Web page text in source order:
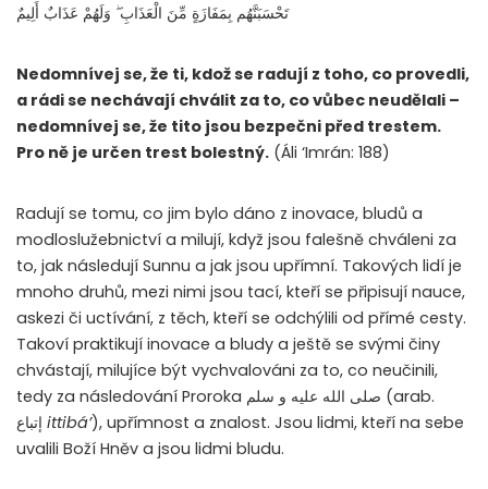
تَحْسَبَنَّهُم بِمَفَازَةٍ مِّنَ الْعَذَابِ ۖ وَلَهُمْ عَذَابٌ أَلِيمٌ
Nedomnívej se, že ti, kdož se radují z toho, co provedli,
a rádi se nechávají chválit za to, co vůbec neudělali –
nedomnívej se, že tito jsou bezpečni před trestem.
Pro ně je určen trest bolestný. (Áli ‘Imrán: 188)
Radují se tomu, co jim bylo dáno z inovace, bludů a
modloslužebnictví a milují, když jsou falešně chváleni za
to, jak následují Sunnu a jak jsou upřímní. Takových lidí je
mnoho druhů, mezi nimi jsou tací, kteří se připisují nauce,
askezi či uctívání, z těch, kteří se odchýlili od přímé cesty.
Takoví praktikují inovace a bludy a ještě se svými činy
chvástají, milujíce být vychvalováni za to, co neučinili,
tedy za následování Proroka صلى الله عليه و سلم (arab.
ittibá’), upřímnost a znalost. Jsou lidmi, kteří na sebe
uvalili Boží Hněv a jsou lidmi bludu.